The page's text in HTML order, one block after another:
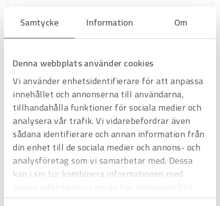
Samtycke Information Om
Denna webbplats använder cookies
Vi använder enhetsidentifierare för att anpassa
innehållet och annonserna till användarna,
tillhandahålla funktioner för sociala medier och
analysera vår trafik. Vi vidarebefordrar även
sådana identifierare och annan information från
din enhet till de sociala medier och annons- och
analysföretag som vi samarbetar med. Dessa
kan i sin tur kombinera informationen med
eller som de har samlat in när du har använt
Art.nrH3248026
Gaffelvagn TotalSource - standard gafflar
Offertpris
Favorit Varukorg
Hyrprodukt
Hyrprodukt